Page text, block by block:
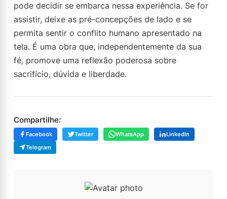
pode decidir se embarca nessa experiência. Se for
assistir, deixe as pré-concepções de lado e se
permita sentir o conflito humano apresentado na
tela. É uma obra que, independentemente da sua
fé, promove uma reflexão poderosa sobre
sacrifício, dúvida e liberdade.
Compartilhe:
Facebook Twitter WhatsApp
LinkedIn
Telegram